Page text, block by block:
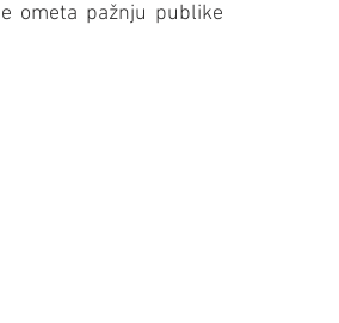
ometa pažnju publike